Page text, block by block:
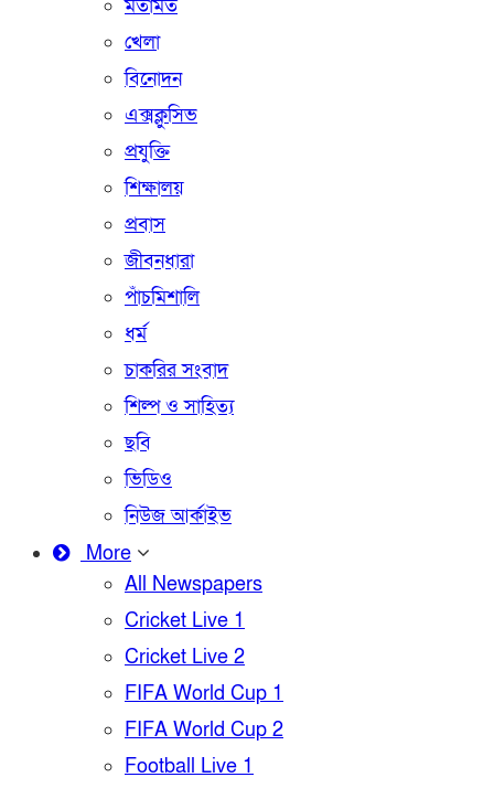
মতামত
খেলা
বিনোদন
এক্সক্লুসিভ
প্রযুক্তি
শিক্ষালয়
প্রবাস
জীবনধারা
পাঁচমিশালি
ধর্ম
চাকরির সংবাদ
শিল্প ও সাহিত্য
ছবি
ভিডিও
নিউজ আর্কাইভ
More
All Newspapers
Cricket Live 1
Cricket Live 2
FIFA World Cup 1
FIFA World Cup 2
Football Live 1